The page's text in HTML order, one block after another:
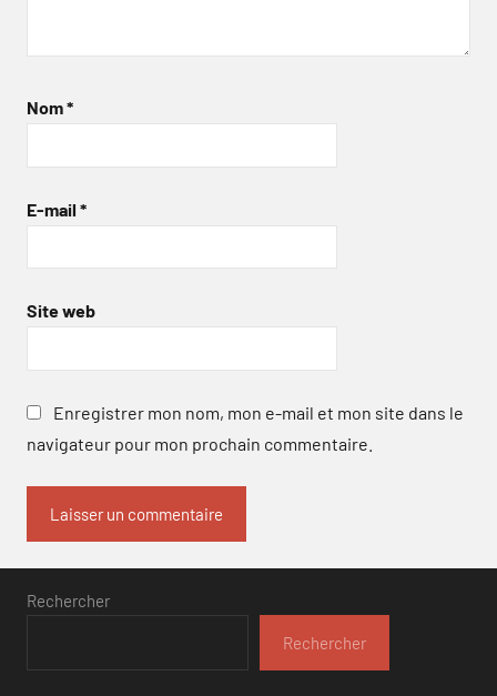
Nom*
E-mail *
Site web
Enregistrer mon nom, mon e-mail et mon site dans le
navigateur pour mon prochain commentaire.
Rechercher
Rechercher